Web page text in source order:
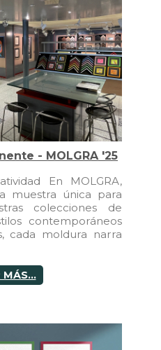
- MOLGRA '25
En MOLGRA,
muestra única para
colecciones de
contemporáneos
cada moldura narra
MÁS...